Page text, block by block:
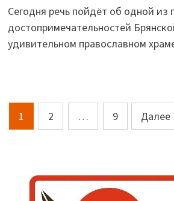
Сегодня речь пойдёт об одной из
достопримечательностей
удивительном православном
Пагинация
записей
1 2 … 9 Далее